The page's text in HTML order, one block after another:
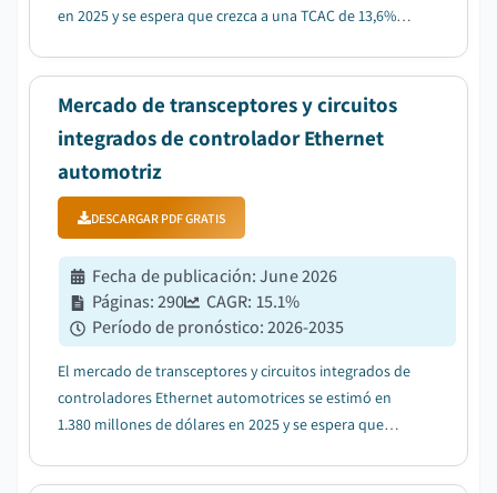
en 2025 y se espera que crezca a una TCAC de 13,6%
vehículos convencionales....
Mercado de transceptores y circuitos
integrados de controlador Ethernet
automotriz
DESCARGAR PDF GRATIS
Fecha de publicación:June 2026
Páginas:290 CAGR: 15.1%
Período de pronóstico:2026-2035
El mercado de transceptores y circuitos integrados de
controladores Ethernet automotrices se estimó en
1.380 millones de dólares en 2025 y se espera que